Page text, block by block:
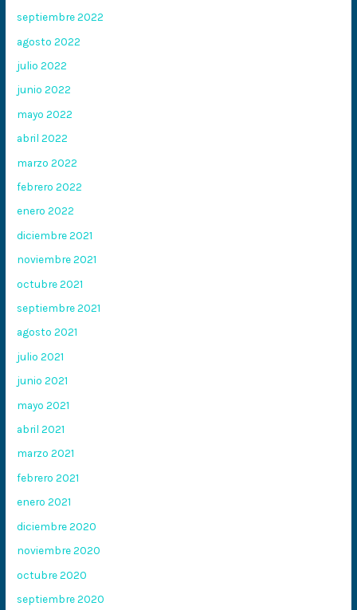
septiembre 2022
agosto 2022
julio 2022
junio 2022
mayo 2022
abril 2022
marzo 2022
febrero 2022
enero 2022
diciembre 2021
noviembre 2021
octubre 2021
septiembre 2021
agosto 2021
julio 2021
junio 2021
mayo 2021
abril 2021
marzo 2021
febrero 2021
enero 2021
diciembre 2020
noviembre 2020
octubre 2020
septiembre 2020